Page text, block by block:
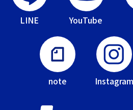
LINE YouTube
note Instagram